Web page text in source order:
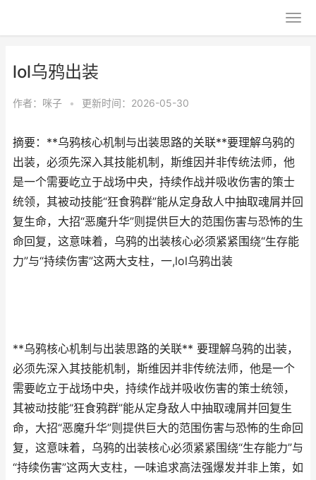
lol乌鸦出装
作者： 咪子 • 更新时间：2026-05-30
摘要：**乌鸦核心机制与出装思路的关联**要理解乌鸦的
出装，必须先深入其技能机制，斯维因并非传统法师，他
是一个需要屹立于战场中央，持续作战并吸收伤害的策士
统领，其被动技能“狂食鸦群”能从定身敌人中抽取魂屑并回
复生命，大招“恶魔升华”则提供巨大的范围伤害与恐怖的生
命回复，这意味着，乌鸦的出装核心必须紧紧围绕“生存能
力”与“持续伤害”这两大支柱，一,lol乌鸦出装
**乌鸦核心机制与出装思路的关联** 要理解乌鸦的出装，
必须先深入其技能机制，斯维因并非传统法师，他是一个
需要屹立于战场中央，持续作战并吸收伤害的策士统领，
其被动技能“狂食鸦群”能从定身敌人中抽取魂屑并回复生
命，大招“恶魔升华”则提供巨大的范围伤害与恐怖的生命回
复，这意味着，乌鸦的出装核心必须紧紧围绕“生存能力”与
“持续伤害”这两大支柱，一味追求高法强爆发并非上策，如